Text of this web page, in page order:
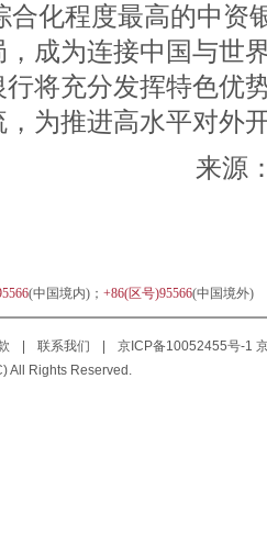
合化程度最高的中资
成为连接中国与世
将充分发挥特色优
为推进高水平对外
来源
(中国境内)； +86(区号)95566(中国境外)
联系我们 京ICP备10052455号-1
All Rights Reserved.